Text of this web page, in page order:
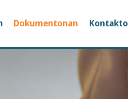
Dokumentonan Kontakto